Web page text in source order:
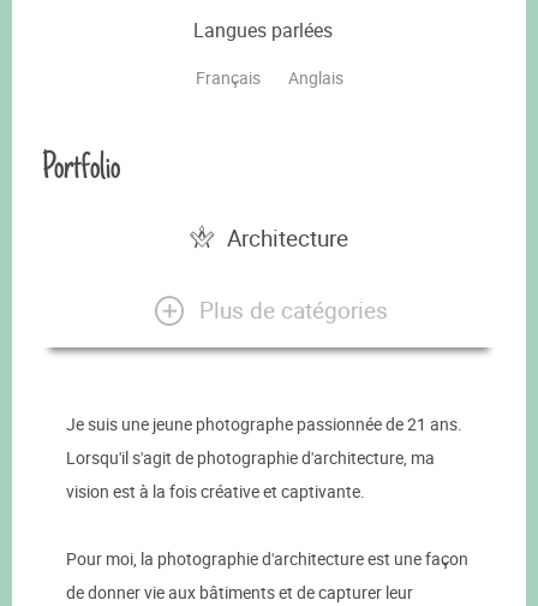
Langues parlées
Français Anglais
Portfolio
Architecture
Plus de catégories
Je suis une jeune photographe passionnée de 21 ans.
Lorsqu'il s'agit de photographie d'architecture, ma
vision est à la fois créative et captivante.
Pour moi, la photographie d'architecture est une façon
de donner vie aux bâtiments et de capturer leur